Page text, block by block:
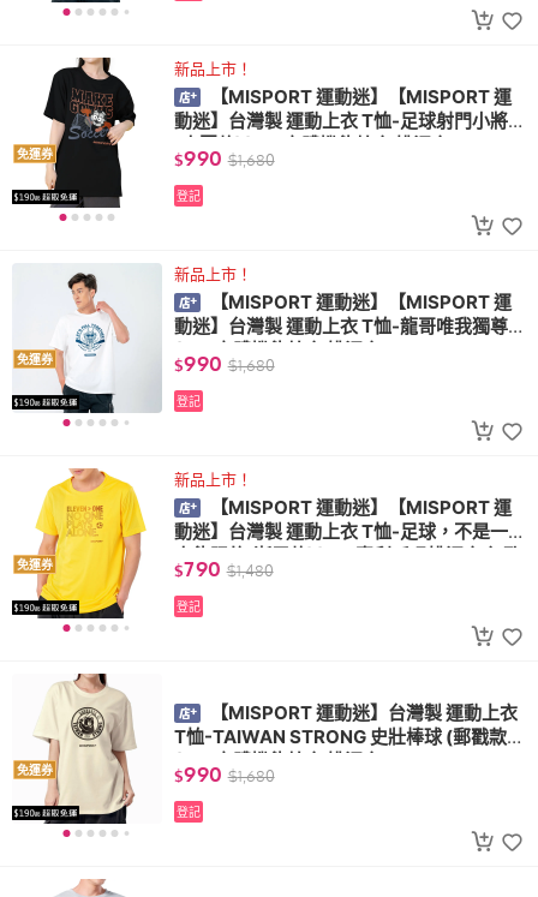
免運券
新品上市！
【MISPORT 運動迷】【MISPORT 運
動迷】台灣製 運動上衣 T恤-足球射門小將
$990 $1,680
登記
免運券
新品上市！
【MISPORT 運動迷】【MISPORT 運
動迷】台灣製 運動上衣 T恤-龍哥唯我獨尊
$990 $1,680
登記
免運券
新品上市！
【MISPORT 運動迷】【MISPORT 運
動迷】台灣製 運動上衣 T恤-足球，不是一個
衣)
$790 $1,480
登記
免運券
【MISPORT 運動迷】台灣製 運動上衣
T恤-TAIWAN STRONG 史壯棒球 (郵戳款)
$990 $1,680
登記